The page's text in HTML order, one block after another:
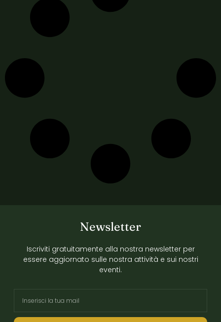
Newsletter
Iscriviti gratuitamente alla nostra newsletter per
essere aggiornato sulle nostra attività e sui nostri
eventi.